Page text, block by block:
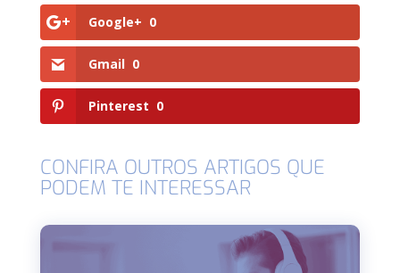
Google+ 0
Gmail 0
Pinterest 0
CONFIRA OUTROS ARTIGOS QUE
PODEM TE INTERESSAR